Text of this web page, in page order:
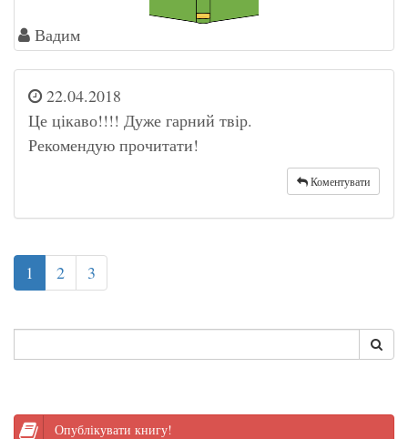
Вадим
22.04.2018
Це цікаво!!!! Дуже гарний твір.
Рекомендую прочитати!
Коментувати
1 2 3
Опублікувати книгу!